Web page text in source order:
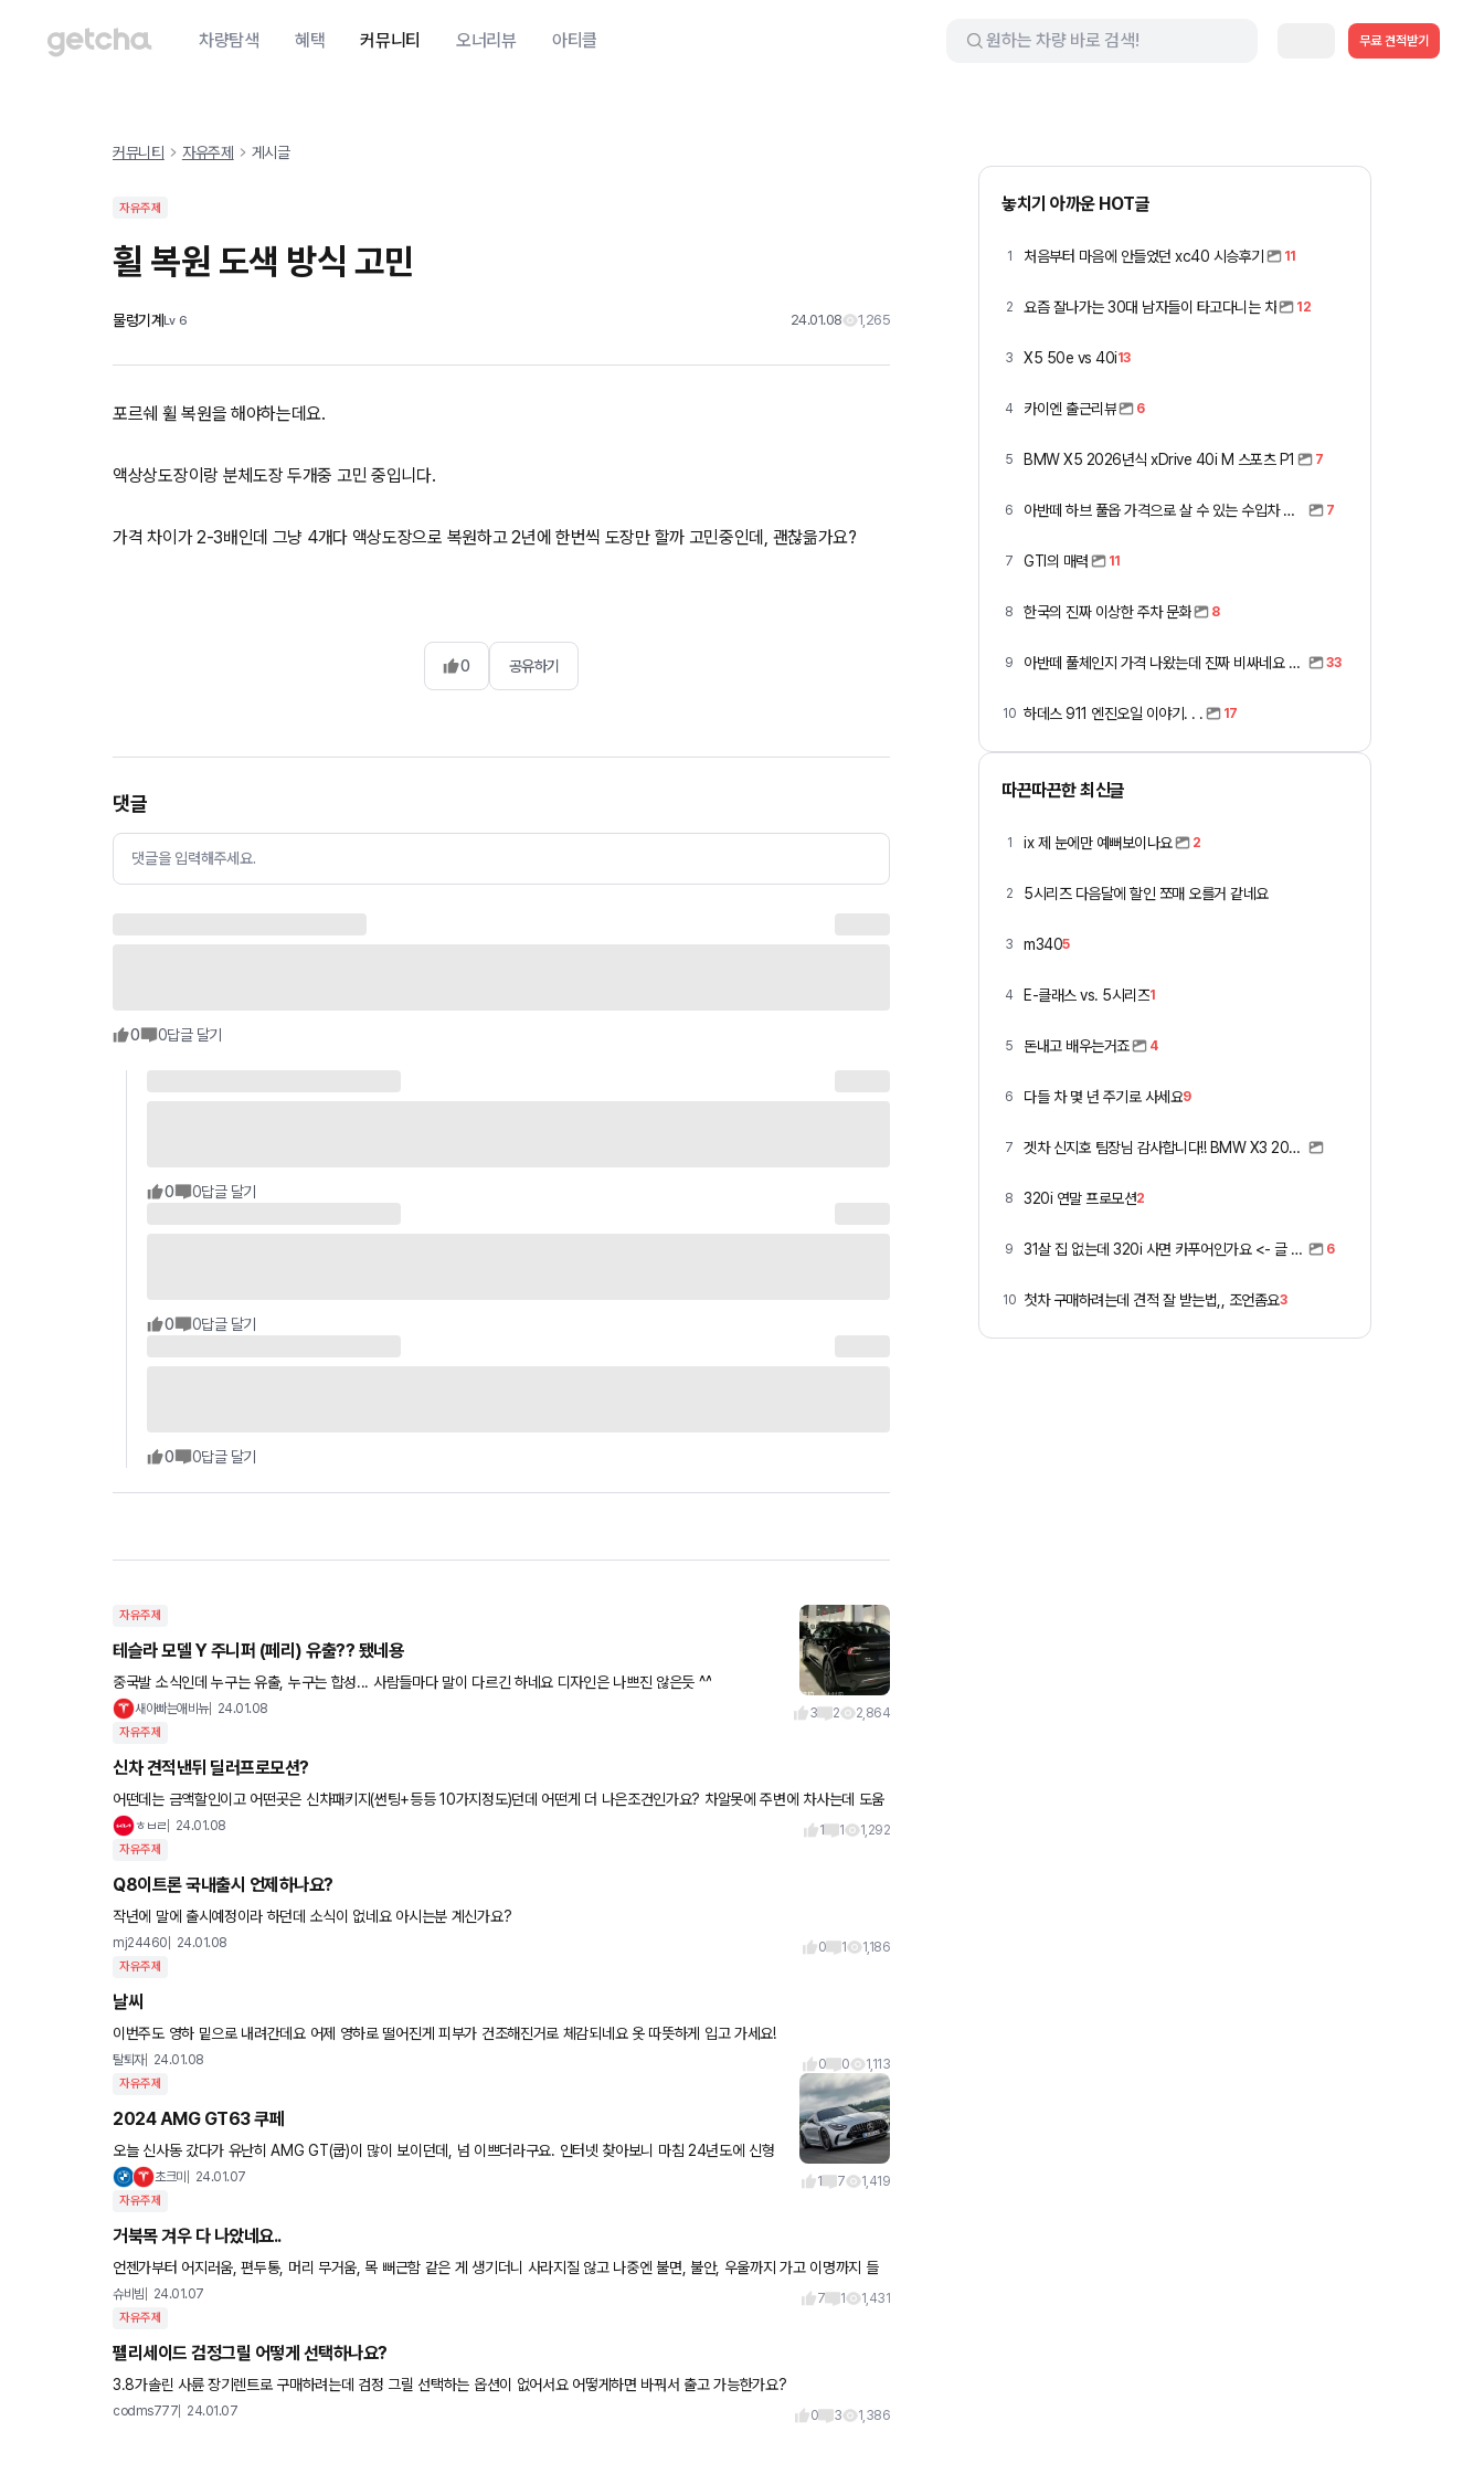
차량탐색 혜택 커뮤니티 오너리뷰 아티클 무료 견적받기
커뮤니티 자유주제 게시글
자유주제
휠 복원 도색 방식 고민
물렁기계Lv 6 24.01.08 1,265
포르쉐 휠 복원을 해야하는데요.
액상상도장이랑 분체도장 두개중 고민 중입니다.
가격 차이가 2-3배인데 그냥 4개다 액상도장으로 복원하고 2년에 한번씩 도장만 할까 고민중인데, 괜찮읆가요?
0 공유하기
댓글
댓글을 입력해주세요.
0 0답글 달기
0 0답글 달기
0 0답글 달기
0 0답글 달기
자유주제
테슬라 모델 Y 주니퍼 (페리) 유출?? 됐네용
중국발 소식인데 누구는 유출, 누구는 합성... 사람들마다 말이 다르긴 하네요 디자인은 나쁘진 않은듯 ^^
새아빠는애비뉴 24.01.08 3 2 2,864
자유주제
신차 견적낸뒤 딜러프로모션?
어떤데는 금액할인이고 어떤곳은 신차패키지(썬팅+등등 10가지정도)던데 어떤게 더 나은조건인가요? 차알못에 주변에 차사는데 도움
ㅎㅂㄹ 24.01.08 1 1 1,292
자유주제
Q8이트론 국내출시 언제하나요?
작년에 말에 출시예정이라 하던데 소식이 없네요 아시는분 계신가요?
mj24460 24.01.08 0 1 1,186
자유주제
날씨
이번주도 영하 밑으로 내려간데요 어제 영하로 떨어진게 피부가 건조해진거로 체감되네요 옷 따뜻하게 입고 가세요!
탈퇴자 24.01.08 0 0 1,113
자유주제
2024 AMG GT63 쿠페
오늘 신사동 갔다가 유난히 AMG GT(쿱)이 많이 보이던데, 넘 이쁘더라구요. 인터넷 찾아보니 마침 24년도에 신형
초크미 24.01.07 1 7 1,419
자유주제
거북목 겨우 다 나았네요..
언젠가부터 어지러움, 편두통, 머리 무거움, 목 뻐근함 같은 게 생기더니 사라지질 않고 나중엔 불면, 불안, 우울까지 가고 이명까지 들
려서 공황장앤줄 알았어요. 피검사~뇌CT까지 다 찍어보고 신경과
슈비빔 24.01.07 7 1 1,431
자유주제
펠리세이드 검정그릴 어떻게 선택하나요?
3.8가솔린 사륜 장기렌트로 구매하려는데 검정 그릴 선택하는 옵션이 없어서요 어떻게하면 바꿔서 출고 가능한가요?
codms777 24.01.07 0 3 1,386
놓치기 아까운 HOT글
1 처음부터 마음에 안들었던 xc40 시승후기 11
2 요즘 잘나가는 30대 남자들이 타고다니는 차 12
3 X5 50e vs 40i13
4 카이엔 출근리뷰 6
5 BMW X5 2026년식 xDrive 40i M 스포츠 P1 7
6 아반떼 하브 풀옵 가격으로 살 수 있는 수입차 모아봤습니다 (중고 포함) 7
7 GTI의 매력 11
8 한국의 진짜 이상한 주차 문화 8
9 아반떼 풀체인지 가격 나왔는데 진짜 비싸네요 ㅎㅎ 33
10 하데스 911 엔진오일 이야기. . . 17
따끈따끈한 최신글
1 ix 제 눈에만 예뻐보이나요 2
2 5시리즈 다음달에 할인 쪼매 오를거 같네요
3 m3405
4 E-클래스 vs. 5시리즈1
5 돈내고 배우는거죠 4
6 다들 차 몇 년 주기로 사세요9
7 겟차 신지호 팀장님 감사합니다!! BMW X3 2026년식 xDrive 20
8 320i 연말 프로모션2
9 31살 집 없는데 320i 사면 카푸어인가요 <- 글 쓴 사람입니다. 6
10 첫차 구매하려는데 견적 잘 받는법,, 조언좀요3